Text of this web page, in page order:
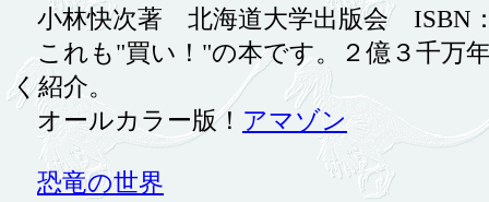
小林快次著 北海道大学出版会 ISBN：
これも"買い！"の本です。２億３千万
く紹介。
オールカラー版！ アマゾン
恐竜の世界